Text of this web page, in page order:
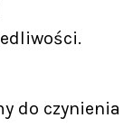
do czynienia